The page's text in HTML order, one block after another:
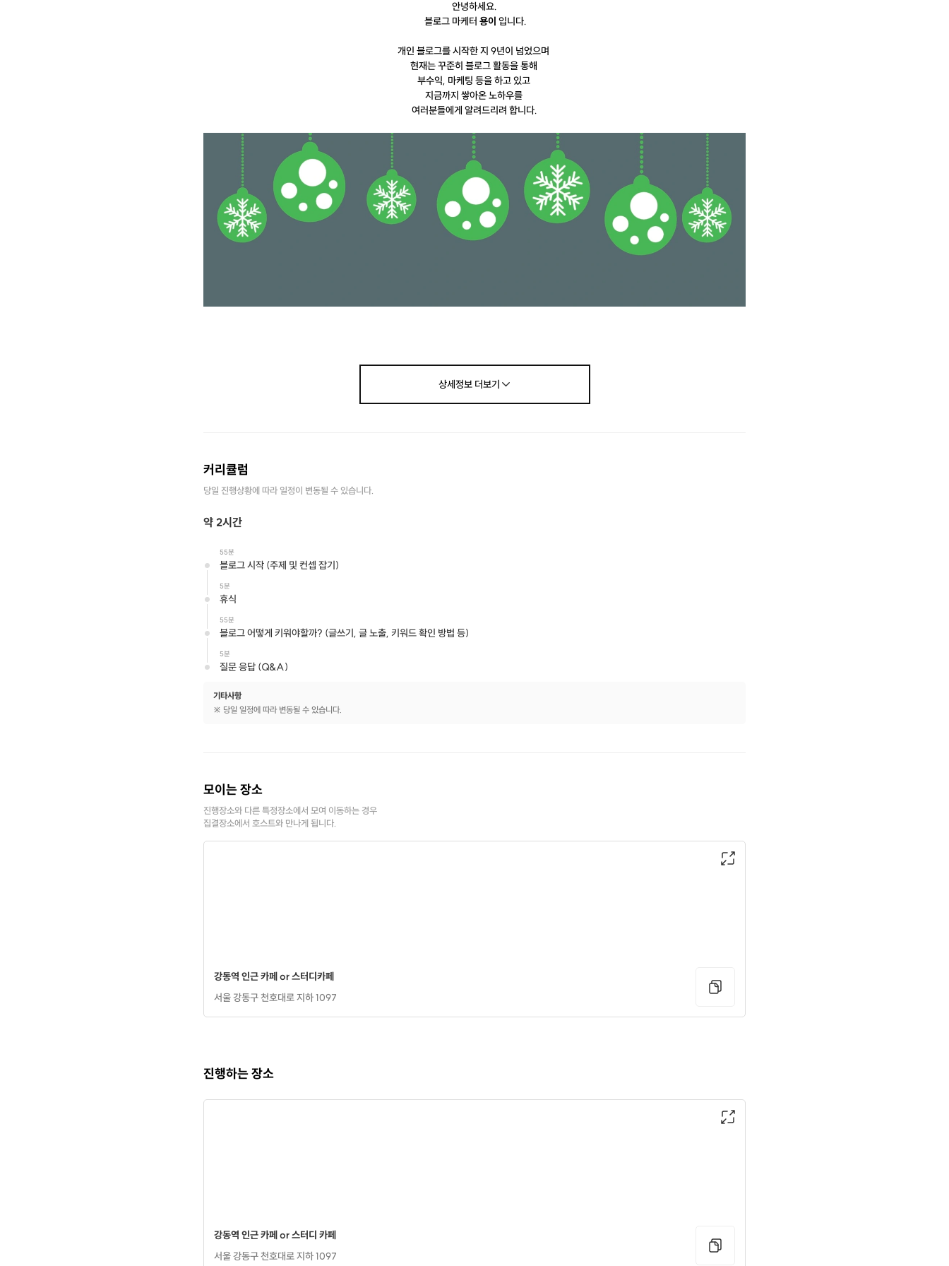
안녕하세요.
블로그 마케터 용이 입니다.
개인 블로그를 시작한 지 9년이 넘었으며
현재는 꾸준히 블로그 활동을 통해
부수익, 마케팅 등을 하고 있고
지금까지 쌓아온 노하우를
여러분들에게 알려드리려 합니다.
상세정보더보기
커리큘럼
당일 진행상황에 따라 일정이 변동될 수 있습니다.
약 2시간
55분
블로그 시작 (주제 및 컨셉 잡기)
5분
휴식
55분
블로그 어떻게 키워야할까? (글쓰기, 글 노출, 키워드 확인 방법 등)
5분
질문 응답 (Q&A)
기타사항
※ 당일 일정에 따라 변동될 수 있습니다.
모이는 장소
진행장소와 다른 특정장소에서 모여 이동하는 경우
집결장소에서 호스트와 만나게 됩니다.
강동역 인근 카페 or 스터디카페
서울 강동구 천호대로 지하 1097
진행하는 장소
강동역 인근 카페 or 스터디 카페
서울 강동구 천호대로 지하 1097